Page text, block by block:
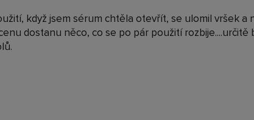
když jsem sérum chtěla otevřít, se ulomil vršek
dostanu něco, co se po pár použití